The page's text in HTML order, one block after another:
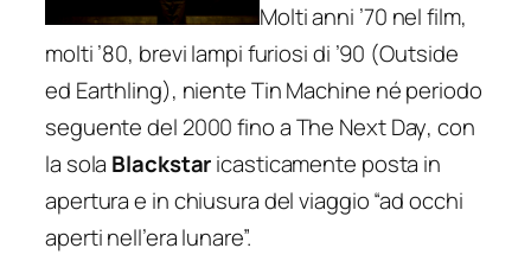
Molti anni ’70 nel film,
molti ’80, brevi lampi furiosi di ’90 (Outside
ed Earthling), niente Tin Machine né periodo
seguente del 2000 fino aThe Next Day, con
la sola Blackstaricasticamente posta in
apertura e in chiusura del viaggio “ad occhi
aperti nell’era lunare”.